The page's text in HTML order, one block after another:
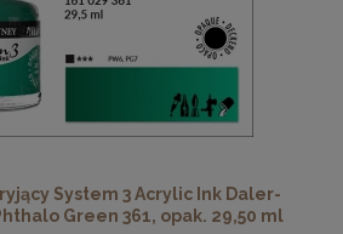
System 3 Acrylic Ink Daler-
Green 361, opak. 29,50 ml